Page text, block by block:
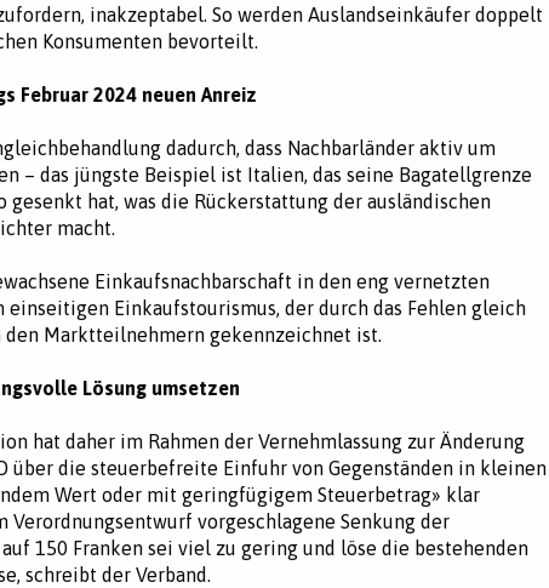
inakzeptabel. So werden Auslandseinkäufer doppelt
Konsumenten bevorteilt.
Februar 2024 neuen Anreiz
dadurch, dass Nachbarländer aktiv um
– das jüngste Beispiel ist Italien, das seine Bagatellgrenze
gesenkt hat, was die Rückerstattung der ausländischen
macht.
Einkaufsnachbarschaft in den eng vernetzten
einseitigen Einkaufstourismus, der durch das Fehlen gleich
den Marktteilnehmern gekennzeichnet ist.
Lösung umsetzen
hat daher im Rahmen der Vernehmlassung zur Änderung
über die steuerbefreite Einfuhr von Gegenständen in kleinen
Wert oder mit geringfügigem Steuerbetrag» klar
Verordnungsentwurf vorgeschlagene Senkung der
150 Franken sei viel zu gering und löse die bestehenden
schreibt der Verband.